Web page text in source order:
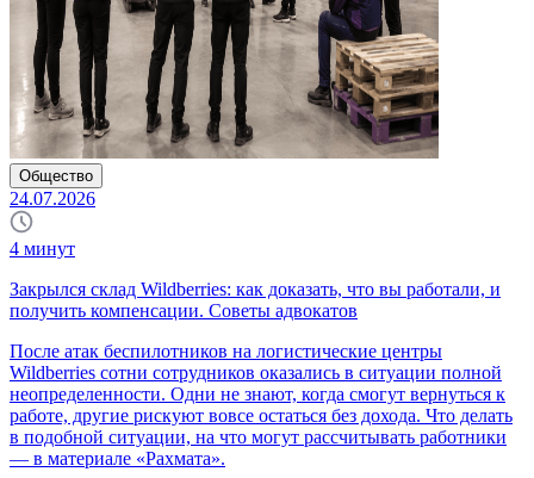
Общество
24.07.2026
4 минут
Закрылся склад Wildberries: как доказать, что вы работали, и
получить компенсации. Советы адвокатов
После атак беспилотников на логистические центры
Wildberries сотни сотрудников оказались в ситуации полной
неопределенности. Одни не знают, когда смогут вернуться к
работе, другие рискуют вовсе остаться без дохода. Что делать
в подобной ситуации, на что могут рассчитывать работники
— в материале «Рахмата».